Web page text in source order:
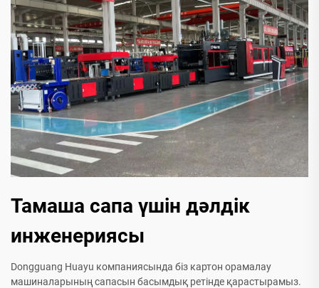
Тамаша сапа үшін дәлдік
инженериясы
Dongguang Huayu компаниясында біз картон орамалау
машиналарының сапасын басымдық ретінде қарастырамыз.